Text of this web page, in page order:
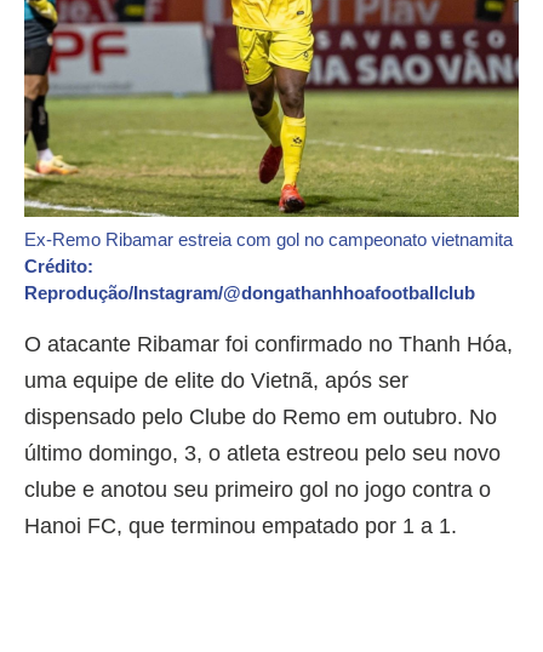
Ex-Remo Ribamar estreia com gol no campeonato vietnamita
Crédito:
Reprodução/Instagram/@dongathanhhoafootballclub
O atacante Ribamar foi confirmado no Thanh Hóa,
uma equipe de elite do Vietnã, após ser
dispensado pelo Clube do Remo em outubro. No
último domingo, 3, o atleta estreou pelo seu novo
clube e anotou seu primeiro gol no jogo contra o
Hanoi FC, que terminou empatado por 1 a 1.